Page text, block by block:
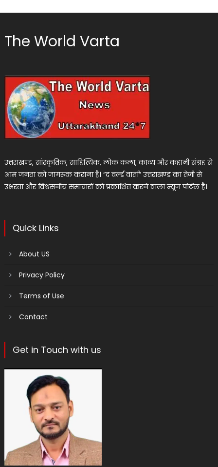
The World Varta
उत्तराखण्ड, सांस्कृतिक, साहित्यिक, लोक कला, काव्य और कहानी संग्रह से
आम जनता को जागरूक कराना है। “द वर्ल्ड वार्ता” उत्तराखण्ड का तेजी से
उभरता और विश्वसनीय समाचारों को प्रकाशित करने वाला न्यूज पोर्टल है।
Quick Links
About US
Privacy Policy
Terms of Use
Contact
Get in Touch with us